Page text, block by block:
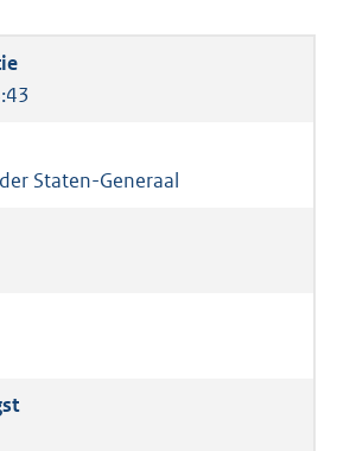
Staten-Generaal